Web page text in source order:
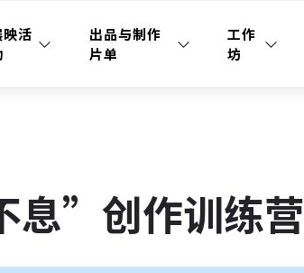
映活
出品与制作
片单
工作
坊
息”创作训练营